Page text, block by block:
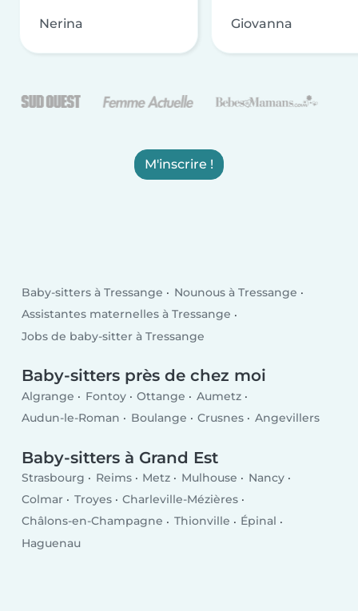
Nerina Giovanna
M'inscrire !
Baby-sitters à Tressange
Nounous à Tressange
Assistantes maternelles à Tressange
Jobs de baby-sitter à Tressange
Baby-sitters près de chez moi
Algrange Fontoy Ottange
Aumetz
Audun-le-Roman
Boulange Crusnes Angevillers
Baby-sitters à Grand Est
Strasbourg Reims Metz Mulhouse
Nancy
Colmar
Troyes
Charleville-Mézières
Châlons-en-Champagne
Thionville
Épinal
Haguenau